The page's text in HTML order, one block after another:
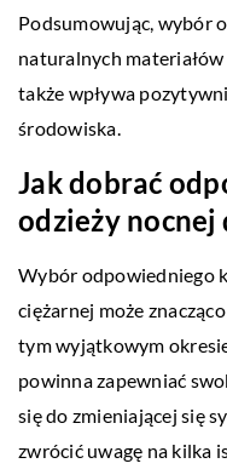
Podsumowując, wybór
naturalnych
także wpływa
środowiska.
Jak dobrać
odzieży nocnej
Wybór odpowiedniego
ciężarnej może
tym wyjątkowym
powinna zapewniać
się do zmieniającej się
zwrócić uwagę na kilka